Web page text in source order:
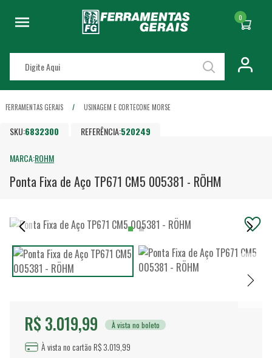
0
FERRAMENTAS GERAIS USINAGEM E CORTECONE MORSE
SKU:6832300 REFERÊNCIA:520249
MARCA:ROHM
Ponta Fixa de Aço TP671 CM5 005381 - RÖHM
R$ 3.019,99 À vista no boleto
À vista no cartão R$ 3.019,99